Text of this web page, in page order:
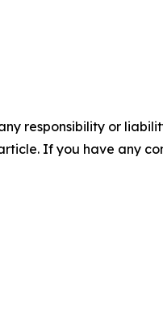
responsibility or
If you have any